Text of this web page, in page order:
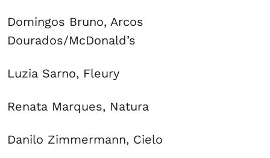
Domingos Bruno, Arcos
Dourados/McDonald’s
Luzia Sarno, Fleury
Renata Marques, Natura
Danilo Zimmermann, Cielo